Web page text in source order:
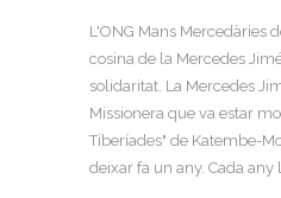
L'ONG Mans Mercedàries
cosina de la Mercedes
solidaritat. La Mercedes
Missionera que va estar
Tiberíades" de Katembe-
deixar fa un any. Cada any